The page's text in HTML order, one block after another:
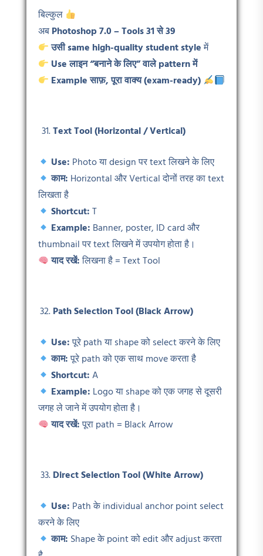
बिल्कुल
अबPhotoshop 7.0 – Tools 31से 39
उसी same high-quality student styleमें
Useलाइन“बनानेकेलिए”वालेpatternमें
Exampleसाफ़,पूरा वाक्य (exam-ready)
Text Tool (Horizontal / Vertical)
Use: Photo या design पर text लिखने के लिए
काम: Horizontal और Vertical दोनों तरह का text
लिखता है
Shortcut:T
Example: Banner, poster, ID card और
thumbnail पर text लिखने में उपयोग होता है।
याद रखें:लिखना है = Text Tool
Path Selection Tool (Black Arrow)
Use:पूरे path या shape को select करने के लिए
काम:पूरे path को एक साथ move करता है
Shortcut:A
Example: Logo या shape को एक जगह से दूसरी
जगह ले जाने में उपयोग होता है।
याद रखें:पूरा path = Black Arrow
Direct Selection Tool (White Arrow)
Use: Path के individual anchor point select
करने के लिए
काम: Shape के point को edit और adjust करता